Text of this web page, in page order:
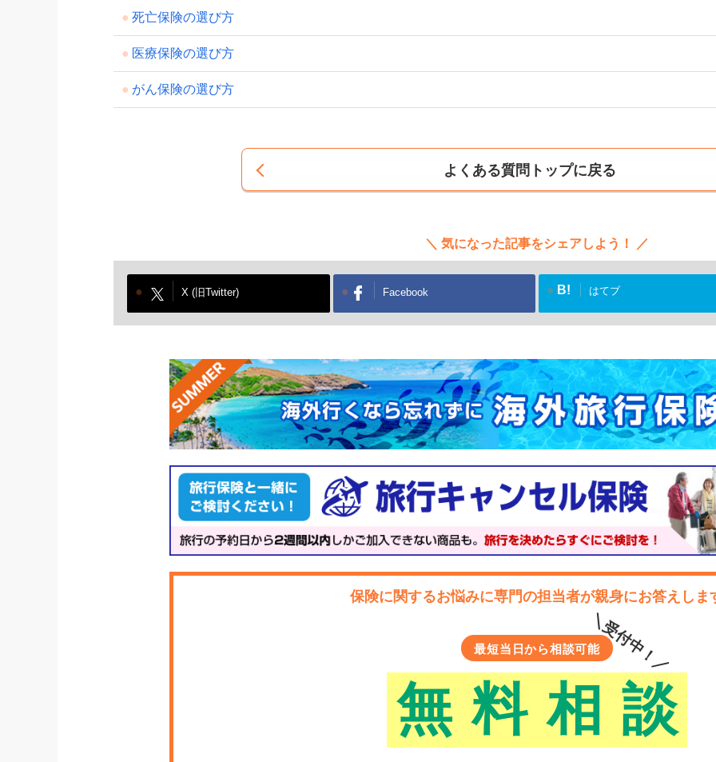
死亡保険の選び方
医療保険の選び方
がん保険の選び方
よくある質問トップに戻る
気になった記事をシェアしよう！
X (旧Twitter) Facebook B! はてブ
保険に関するお悩みに専門の担当者が親身にお答えしま
最短当日から相談可能
無 料 相 談
＼受付中！／